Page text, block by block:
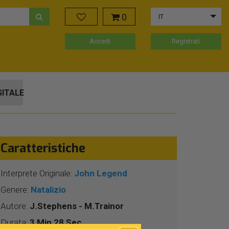
0 IT
Accedi Registrati
Caratteristiche
Interprete Originale: John Legend
Genere: Natalizio
Autore: J.Stephens - M.Trainor
Durata:3 Min 28 Sec